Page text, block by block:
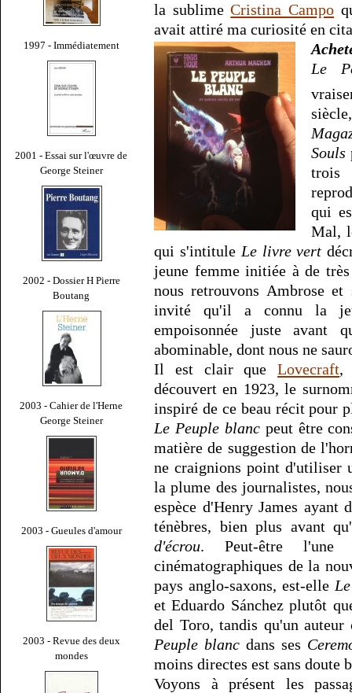
1997 - Immédiatement
2001 - Essai sur l'œuvre de
George Steiner
2002 - Dossier H Pierre
Boutang
2003 - Cahier de l'Herne
George Steiner
2003 - Gueules d'amour
2003 - Revue des deux
mondes
la sublimeCristina Campo
avait attiré ma curiosité en
Le
Souls
trois
qui
Mal,
qui s'intitule Le livre vert
jeune femme initiée à de
nous retrouvons Ambrose
invité qu'il a connu la
empoisonnée juste
abominable, dont nous ne
Il est clair queLovecraft,
découvert en 1923, le
inspiré de ce beau récit pour
Le Peuple blancpeut être
matière de suggestion de
ne craignions point d'utiliser
la plume des journalistes,
espèce d'Henry James ayant
ténèbres, bien plus avant
d'écrou. Peut-être l'une
cinématographiques de la
pays anglo-saxons, est-elle
et Eduardo Sánchez plutôt
del Toro, tandis qu'un
Peuple blanc dans ses
moins directes est sans doute
Voyons à présent les